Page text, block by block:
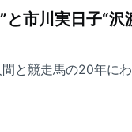
市川実日子“
と競走馬の20年に